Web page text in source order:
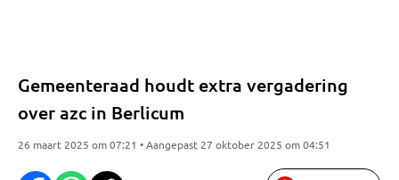
Gemeenteraad houdt extra vergadering
over azc in Berlicum
26 maart 2025 om 07:21 • Aangepast 27 oktober 2025 om 04:51